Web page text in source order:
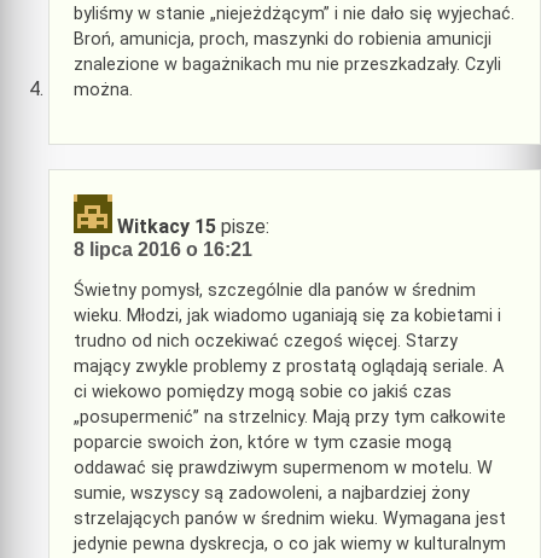
byliśmy w stanie „niejeżdżącym” i nie dało się wyjechać.
Broń, amunicja, proch, maszynki do robienia amunicji
znalezione w bagażnikach mu nie przeszkadzały. Czyli
można.
Witkacy 15 pisze:
8 lipca 2016 o 16:21
Świetny pomysł, szczególnie dla panów w średnim
wieku. Młodzi, jak wiadomo uganiają się za kobietami i
trudno od nich oczekiwać czegoś więcej. Starzy
mający zwykle problemy z prostatą oglądają seriale. A
ci wiekowo pomiędzy mogą sobie co jakiś czas
„posupermenić” na strzelnicy. Mają przy tym całkowite
poparcie swoich żon, które w tym czasie mogą
oddawać się prawdziwym supermenom w motelu. W
sumie, wszyscy są zadowoleni, a najbardziej żony
strzelających panów w średnim wieku. Wymagana jest
jedynie pewna dyskrecja, o co jak wiemy w kulturalnym